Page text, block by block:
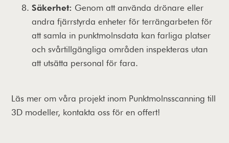
Säkerhet: Genom att använda drönare eller
andra fjärrstyrda enheter för terrängarbeten för
att samla in punktmolnsdata kan farliga platser
och svårtillgängliga områden inspekteras utan
att utsätta personal för fara.
Läs mer om våra projekt inom Punktmolnsscanning till
3D modeller, kontakta oss för en offert!